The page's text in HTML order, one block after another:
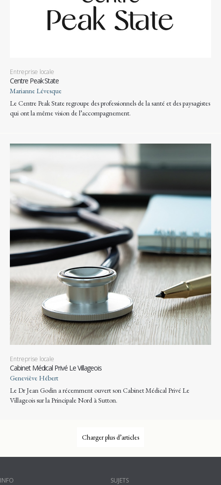
Entreprise locale
Centre Peak State
Marianne Lévesque
Le Centre Peak State regroupe des professionnels de la santé et des paysagistes
qui ont la même vision de l’accompagnement.
Entreprise locale
Cabinet Médical Privé Le Villageois
Geneviève Hébert
Le Dr Jean Godin a récemment ouvert son Cabinet Médical Privé Le
Villageois sur la Principale Nord à Sutton.
Charger plus d’articles
INFO SUJETS